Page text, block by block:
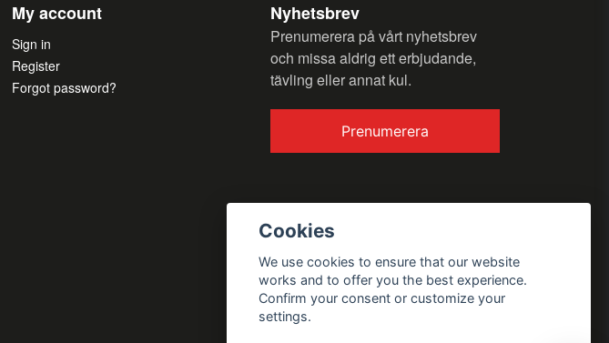
Send question
My account
Sign in
Register
Forgot password?
Nyhetsbrev
Prenumerera på vårt nyhetsbrev
och missa aldrig ett erbjudande,
tävling eller annat kul.
Prenumerera
Cookies
We use cookies to ensure that our website
works and to offer you the best experience.
Confirm your consent or customize your
settings.